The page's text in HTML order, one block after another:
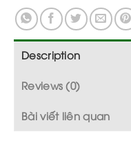
Description
Reviews (0)
Bài viết liên quan